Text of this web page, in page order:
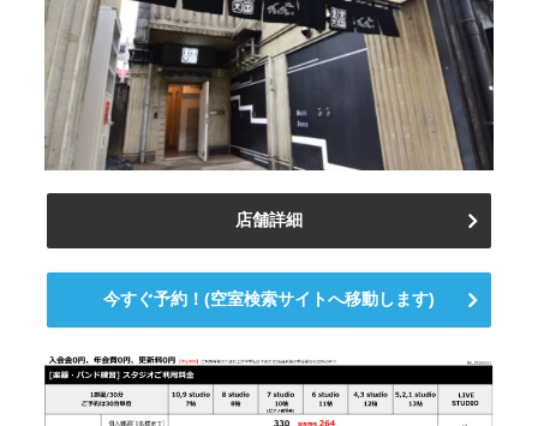
店舗詳細
今すぐ予約！(空室検索サイトへ移動します)